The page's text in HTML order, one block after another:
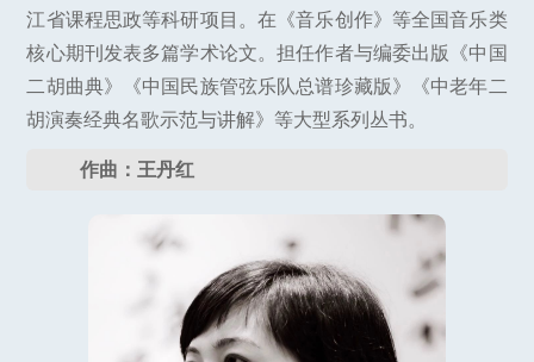
江省课程思政等科研项目。在《音乐创作》等全国音乐类
核心期刊发表多篇学术论文。担任作者与编委出版《中国
二胡曲典》《中国民族管弦乐队总谱珍藏版》《中老年二
胡演奏经典名歌示范与讲解》等大型系列丛书。
作曲：王丹红